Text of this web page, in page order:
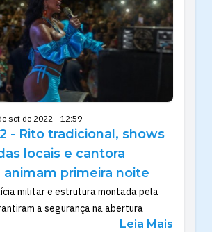
set de 2022 - 12:59
- Rito tradicional, shows
locais e cantora
animam primeira noite
militar e estrutura montada pela
a segurança na abertura
Leia Mais